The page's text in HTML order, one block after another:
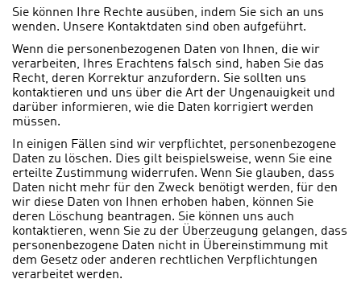
Sie können Ihre Rechte ausüben, indem Sie sich an uns
wenden. Unsere Kontaktdaten sind oben aufgeführt.
Wenn die personenbezogenen Daten von Ihnen, die wir
verarbeiten, Ihres Erachtens falsch sind, haben Sie das
Recht, deren Korrektur anzufordern. Sie sollten uns
kontaktieren und uns über die Art der Ungenauigkeit und
darüber informieren, wie die Daten korrigiert werden
müssen.
In einigen Fällen sind wir verpflichtet, personenbezogene
Daten zu löschen. Dies gilt beispielsweise, wenn Sie eine
erteilte Zustimmung widerrufen. Wenn Sie glauben, dass
Daten nicht mehr für den Zweck benötigt werden, für den
wir diese Daten von Ihnen erhoben haben, können Sie
deren Löschung beantragen. Sie können uns auch
kontaktieren, wenn Sie zu der Überzeugung gelangen, dass
personenbezogene Daten nicht in Übereinstimmung mit
dem Gesetz oder anderen rechtlichen Verpflichtungen
verarbeitet werden.